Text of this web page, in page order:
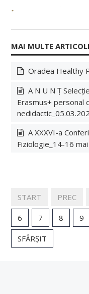
Oradea Healthy
A N U N Ț
Erasmus+ personal
A XXXVI-a
Fiziologie_14-16
START PREC
6 7 8 9
SFÂRȘIT